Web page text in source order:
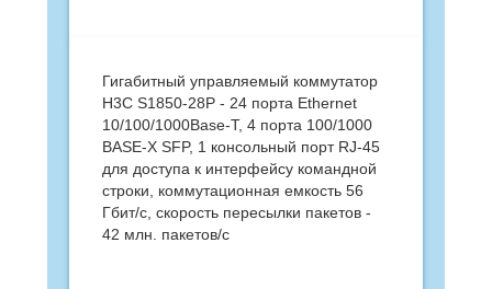
Гигабитный управляемый коммутатор
H3C S1850-28P - 24 порта Ethernet
10/100/1000Base-T, 4 порта 100/1000
BASE-X SFP, 1 консольный порт RJ-45
для доступа к интерфейсу командной
строки, коммутационная емкость 56
Гбит/с, скорость пересылки пакетов -
42 млн. пакетов/с